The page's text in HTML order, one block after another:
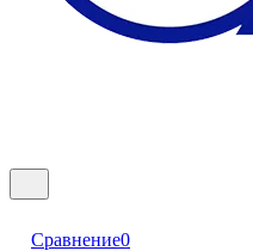
Сравнение0